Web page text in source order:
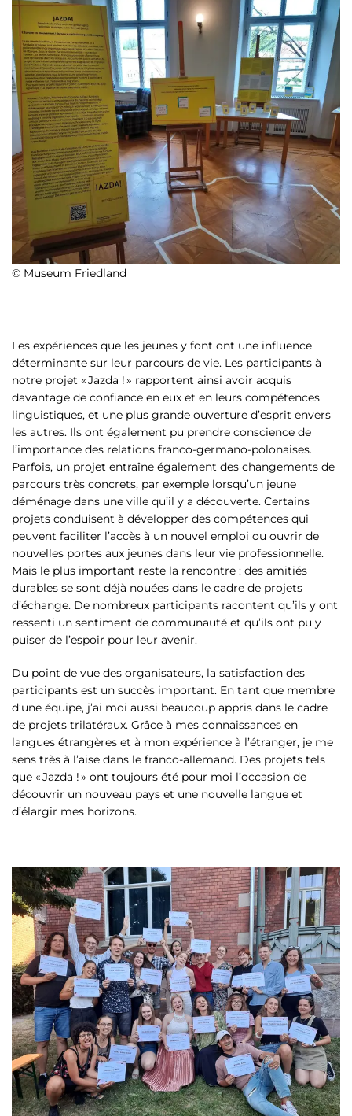
© Museum Friedland
Les expériences que les jeunes y font ont une influence
déterminante sur leur parcours de vie. Les participants à
notre projet « Jazda ! » rapportent ainsi avoir acquis
davantage de confiance en eux et en leurs compétences
linguistiques, et une plus grande ouverture d’esprit envers
les autres. Ils ont également pu prendre conscience de
l’importance des relations franco-germano-polonaises.
Parfois, un projet entraîne également des changements de
parcours très concrets, par exemple lorsqu’un jeune
déménage dans une ville qu’il y a découverte. Certains
projets conduisent à développer des compétences qui
peuvent faciliter l’accès à un nouvel emploi ou ouvrir de
nouvelles portes aux jeunes dans leur vie professionnelle.
Mais le plus important reste la rencontre : des amitiés
durables se sont déjà nouées dans le cadre de projets
d’échange. De nombreux participants racontent qu’ils y ont
ressenti un sentiment de communauté et qu’ils ont pu y
puiser de l’espoir pour leur avenir.
Du point de vue des organisateurs, la satisfaction des
participants est un succès important. En tant que membre
d’une équipe, j’ai moi aussi beaucoup appris dans le cadre
de projets trilatéraux. Grâce à mes connaissances en
langues étrangères et à mon expérience à l’étranger, je me
sens très à l’aise dans le franco-allemand. Des projets tels
que « Jazda ! » ont toujours été pour moi l’occasion de
découvrir un nouveau pays et une nouvelle langue et
d’élargir mes horizons.